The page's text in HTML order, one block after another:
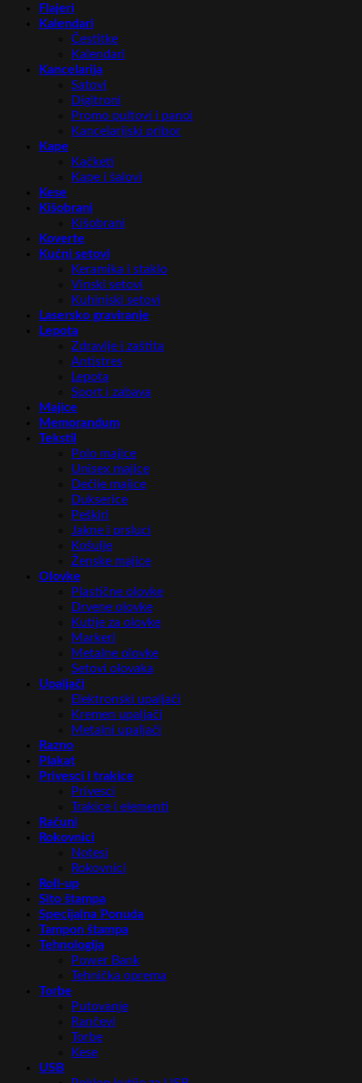
Flajeri
Kalendari
Čestitke
Kalendari
Kancelarija
Satovi
Digitroni
Promo pultovi i panoi
Kancelarijski pribor
Kape
Kačketi
Kape i šalovi
Kese
Kišobrani
Kišobrani
Koverte
Kućni setovi
Keramika i staklo
Vinski setovi
Kuhinjski setovi
Lasersko graviranje
Lepota
Zdravlje i zaštita
Antistres
Lepota
Sport i zabava
Majice
Memorandum
Tekstil
Polo majice
Unisex majice
Dečije majice
Dukserice
Peškiri
Jakne i prsluci
Košulje
Ženske majice
Olovke
Plastične olovke
Drvene olovke
Kutije za olovke
Markeri
Metalne olovke
Setovi olovaka
Upaljači
Elektronski upaljači
Kremen upaljači
Metalni upaljači
Razno
Plakat
Privesci i trakice
Privesci
Trakice i elementi
Računi
Rokovnici
Notesi
Rokovnici
Roll-up
Sito štampa
Specijalna Ponuda
Tampon štampa
Tehnologija
Power Bank
Tehnička oprema
Torbe
Putovanje
Rančevi
Torbe
Kese
USB